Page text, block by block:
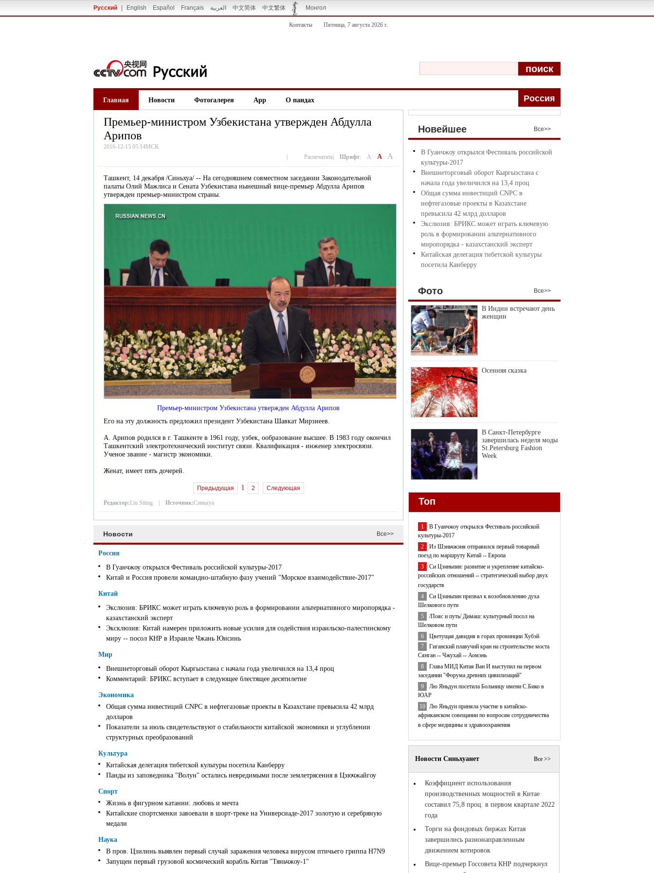
Русский English Español Français العربية 中文简体 中文繁体 Монгол
Контакты Пятница, 7 августа 2026 г.
поиск
Главная Новости Фотогалерея App О пандах Pоccия
Премьер-министром Узбекистана утвержден Абдулла
Арипов
2016-12-15 05:14МСК
Распечатать Шрифт: A A A
Ташкент, 14 декабря /Синьхуа/ -- На сегодняшнем совместном заседании Законодательной
палаты Олий Мажлиса и Сената Узбекистана нынешный вице-премьер Абдулла Арипов
утвержден премьер-министром страны.
Премьер-министром Узбекистана утвержден Абдулла Арипов
Его на эту должность предложил президент Узбекистана Шавкат Мирзиеев.
А. Арипов родился в г. Ташкенте в 1961 году, узбек, ообразование высшее. В 1983 году окончил
Ташкентский электротехнический институт связи. Квалификация - инженер электросвязи.
Ученое звание - магистр экономики.
Женат, имеет пять дочерей.
Предыдущая 1 2 Следующая
Редактор:Liu Siting | Источник:Синьхуа
Новости Все>>
Россия
В Гуанчжоу открылся Фестиваль российской культуры-2017
Китай и Россия провели командно-штабную фазу учений "Морское взаимодействие-2017"
Китай
Экслюзив: БРИКС может играть ключевую роль в формировании альтернативного миропорядка -
казахстанский эксперт
Эксклюзив: Китай намерен приложить новые усилия для содействия израильско-палестинскому
миру -- посол КНР в Израиле Чжань Юнсинь
Мир
Внешнеторговый оборот Кыргызстана с начала года увеличился на 13,4 проц
Комментарий: БРИКС вступает в следующее блестящее десятилетие
Экономика
Общая сумма инвестиций CNPC в нефтегазовые проекты в Казахстане превысила 42 млрд
долларов
Показатели за июль свидетельствуют о стабильности китайской экономики и углублении
структурных преобразований
Культура
Китайская делегация тибетской культуры посетила Канберру
Панды из заповедника "Волун" остались невредимыми после землетрясения в Цзючжайгоу
Спорт
Жизнь в фигурном катании: любовь и мечта
Китайские спортсменки завоевали в шорт-треке на Универсиаде-2017 золотую и серебряную
медали
Наука
В пров. Цзилинь выявлен первый случай заражения человека вирусом птичьего гриппа H7N9
Запущен первый грузовой космический корабль Китая "Тяньчжоу-1"
Новейшее Bce>>
В Гуанчжоу открылся Фестиваль российской
культуры-2017
Внешнеторговый оборот Кыргызстана с
начала года увеличился на 13,4 проц
Общая сумма инвестиций CNPC в
нефтегазовые проекты в Казахстане
превысила 42 млрд долларов
Экслюзив: БРИКС может играть ключевую
роль в формировании альтернативного
миропорядка - казахстанский эксперт
Китайская делегация тибетской культуры
посетила Канберру
Фото Все>>
В Индии встречают день
женщин
Осенняя сказка
В Санкт-Петербурге
завершилась неделя моды
St.Petersburg Fashion
Week
Топ
1 В Гуанчжоу открылся Фестиваль российской
культуры-2017
2 Из Шэньчжэня отправился первый товарный
поезд по маршруту Китай -- Европа
3 Си Цзиньпин: развитие и укрепление китайско-
российских отношений -- стратегический выбор двух
государств
4 Си Цзиньпин призвал к возобновлению духа
Шелкового пути
5 /Пояс и путь/ Димаш: культурный посол на
Шелковом пути
6
Цветущая давидия в горах провинции Хубэй
7
Гиганский плавучий кран на строительстве моста
Сянган -- Чжухай -- Аомэнь
8 Глава МИД Китая Ван И выступил на первом
заседании "Форума древних цивилизаций"
9 Лю Яньдун посетила Больницу имени С.Бико в
ЮАР
10 Лю Яньдун приняла участие в китайско-
африканском совещании по вопросам сотрудничества
в сфере медицины и здравоохранения